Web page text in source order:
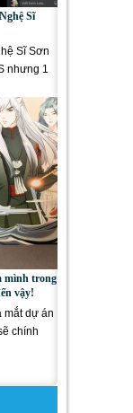
Sĩ
Sĩ Sơn
nhưng 1
mình trong
vậy!
mắt dự án
chính